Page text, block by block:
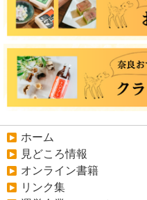
ホーム
見どころ情報
オンライン書籍
リンク集